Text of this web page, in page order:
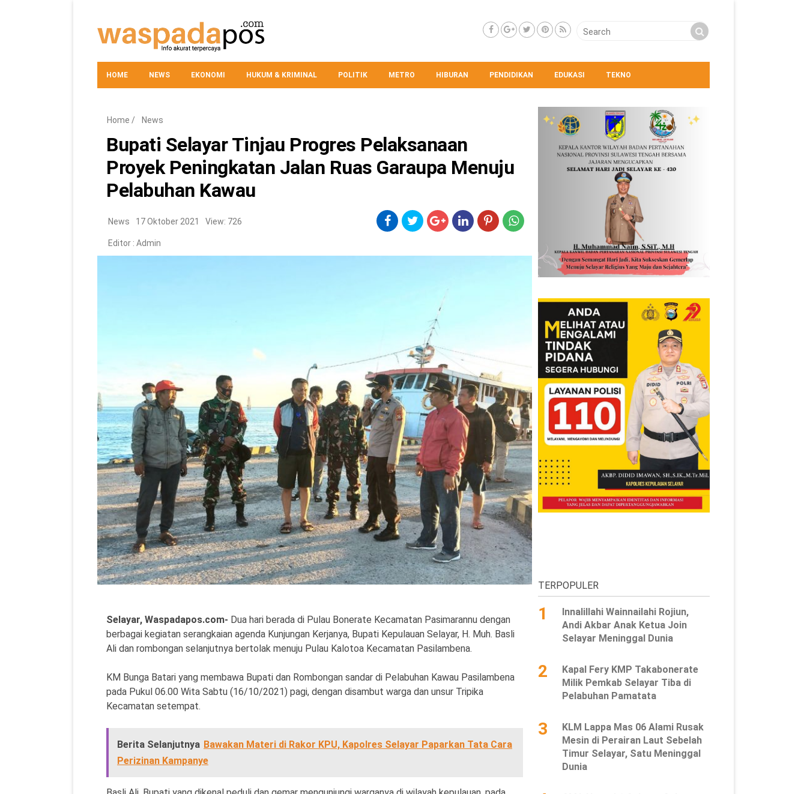
HOME NEWS EKONOMI HUKUM & KRIMINAL POLITIK METRO HIBURAN PENDIDIKAN EDUKASI TEKNO
Home / News
Bupati Selayar Tinjau Progres Pelaksanaan
Proyek Peningkatan Jalan Ruas Garaupa Menuju
Pelabuhan Kawau
News 17 Oktober 2021 View: 726
Editor : Admin
Selayar, Waspadapos.com- Dua hari berada di Pulau Bonerate Kecamatan Pasimarannu dengan
berbagai kegiatan serangkaian agenda Kunjungan Kerjanya, Bupati Kepulauan Selayar, H. Muh. Basli
Ali dan rombongan selanjutnya bertolak menuju Pulau Kalotoa Kecamatan Pasilambena.
KM Bunga Batari yang membawa Bupati dan Rombongan sandar di Pelabuhan Kawau Pasilambena
pada Pukul 06.00 Wita Sabtu (16/10/2021) pagi, dengan disambut warga dan unsur Tripika
Kecamatan setempat.
Berita Selanjutnya Bawakan Materi di Rakor KPU, Kapolres Selayar Paparkan Tata Cara
Perizinan Kampanye
TERPOPULER
1
Innalillahi Wainnailahi Rojiun,
Andi Akbar Anak Ketua Join
Selayar Meninggal Dunia
2
Kapal Fery KMP Takabonerate
Milik Pemkab Selayar Tiba di
Pelabuhan Pamatata
3
KLM Lappa Mas 06 Alami Rusak
Mesin di Perairan Laut Sebelah
Timur Selayar, Satu Meninggal
Dunia